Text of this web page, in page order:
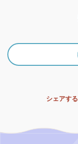
シェアする